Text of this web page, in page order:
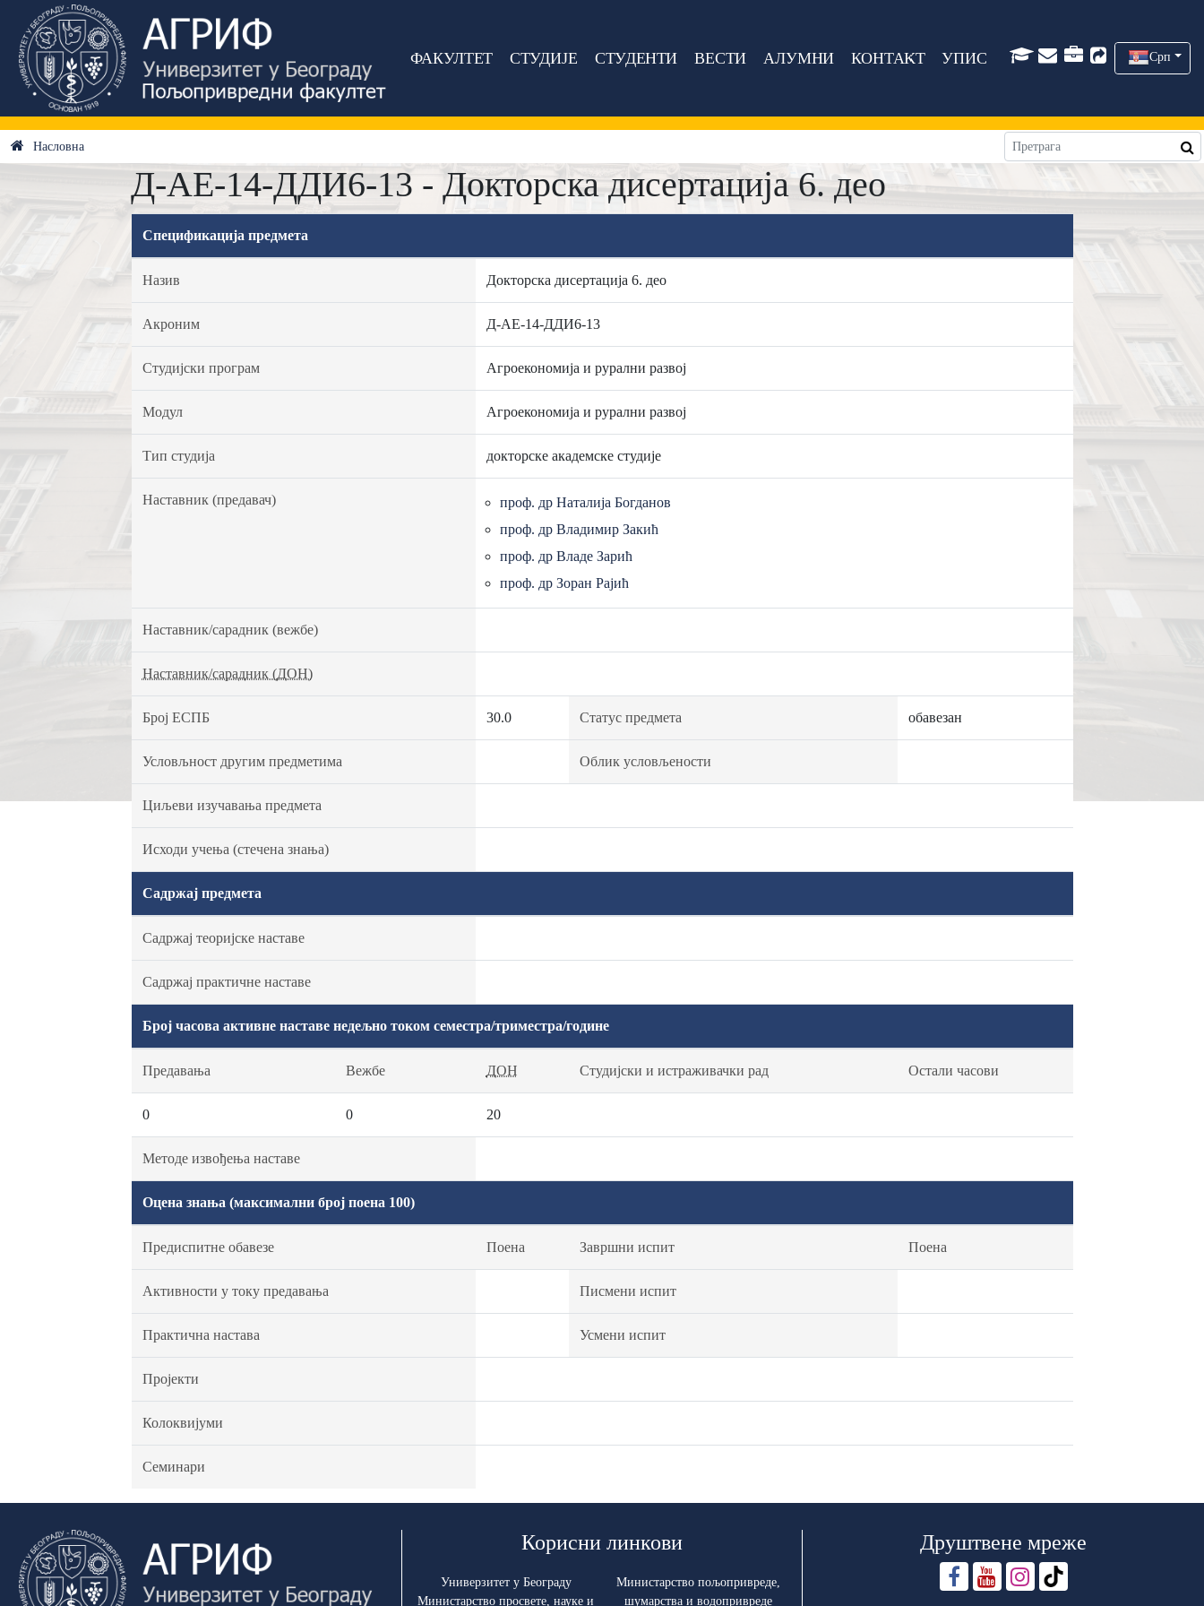
ФАКУЛТЕТ СТУДИЈЕ СТУДЕНТИ ВЕСТИ АЛУМНИ КОНТАКТ УПИС Срп
Насловна
Д-АЕ-14-ДДИ6-13 - Докторска дисертација 6. део
Спецификација предмета
Назив Докторска дисертација 6. део
Акроним Д-АЕ-14-ДДИ6-13
Студијски програм Агроекономија и рурални развој
Модул Агроекономија и рурални развој
Тип студија докторске академске студије
Наставник (предавач)
проф. др Наталија Богданов
проф. др Владимир Закић
проф. др Владе Зарић
проф. др Зоран Рајић
Наставник/сарадник (вежбе)
Наставник/сарадник (ДОН)
Број ЕСПБ 30.0 Статус предмета обавезан
Условљност другим предметима Облик условљености
Циљеви изучавања предмета
Исходи учења (стечена знања)
Садржај предмета
Садржај теоријске наставе
Садржај практичне наставе
Број часова активне наставе недељно током семестра/триместра/године
Предавања Вежбе ДОН Студијски и истраживачки рад Остали часови
0 0 20
Методе извођења наставе
Оцена знања (максимални број поена 100)
Предиспитне обавезе Поена Завршни испит Поена
Активности у току предавања Писмени испит
Практична настава Усмени испит
Пројекти
Колоквијуми
Семинари
Корисни линкови
Универзитет у Београду
Министарство просвете, науке и
Министарство пољопривреде,
шумарства и водопривреде
Друштвене мреже